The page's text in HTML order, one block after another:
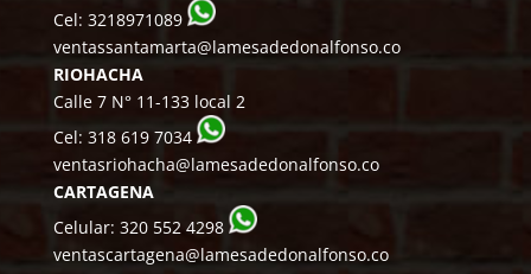
Cel: 3218971089
ventassantamarta@lamesadedonalfonso.co
RIOHACHA
Calle 7 N° 11-133 local 2
Cel: 318 619 7034
ventasriohacha@lamesadedonalfonso.co
CARTAGENA
Celular: 320 552 4298
ventascartagena@lamesadedonalfonso.co